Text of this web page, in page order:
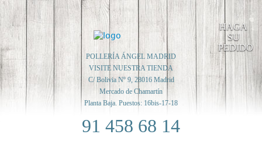
POLLERÍA ÁNGEL MADRID
VISITE NUESTRA TIENDA
C/ Bolivia Nº 9, 28016 Madrid
Mercado de Chamartín
Planta Baja. Puestos: 16bis-17-18
91 458 68 14
HAGA
SU
PEDIDO